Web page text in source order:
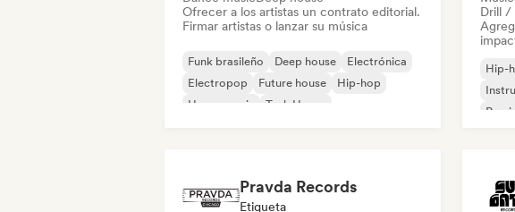
Ofrecer a los artistas un contrato editorial.
Firmar artistas o lanzar su música
Funk brasileño Deep house
Electrónica
Electropop
Future house
Hip-hop
House music
Tech House
Drill /
Hip-
Rap
Pravda Records
Etiqueta